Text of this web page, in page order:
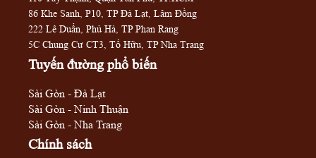
86 Khe Sanh, P10, TP Đà Lạt, Lâm Đồng
222 Lê Duẩn, Phủ Hà, TP Phan Rang
5C Chung Cư CT3, Tố Hữu, TP Nha Trang
Tuyến đường phổ biến
Sài Gòn - Đà Lạt
Sài Gòn - Ninh Thuận
Sài Gòn - Nha Trang
Chính sách